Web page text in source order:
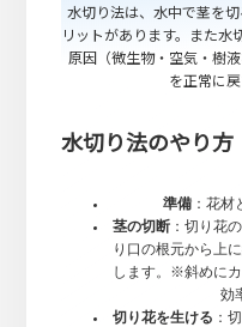
水切り法は、水中で茎を
リットがあります。また水
原因（微生物・空気・樹
を正常に
水切り法のやり方
準備 ：花
茎の切断 ：切り花
り口の根元から上
します。※斜めに
効
切り花を生ける ：